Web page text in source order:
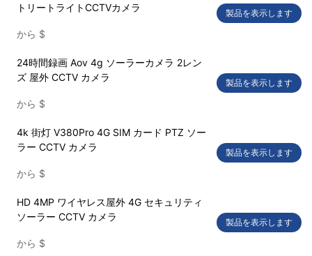
トリートライトCCTVカメラ
から $
製品を表示します
24時間録画 Aov 4g ソーラーカメラ 2レン
ズ 屋外 CCTV カメラ
から $
製品を表示します
4k 街灯 V380Pro 4G SIM カード PTZ ソー
ラー CCTV カメラ
から $
製品を表示します
HD 4MP ワイヤレス屋外 4G セキュリティ
ソーラー CCTV カメラ
から $
製品を表示します